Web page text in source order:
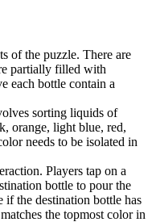
of the puzzle. There are
partially filled with
each bottle contain a
sorting liquids of
orange, light blue, red,
needs to be isolated in
Players tap on a
bottle to pour the
the destination bottle has
the topmost color in